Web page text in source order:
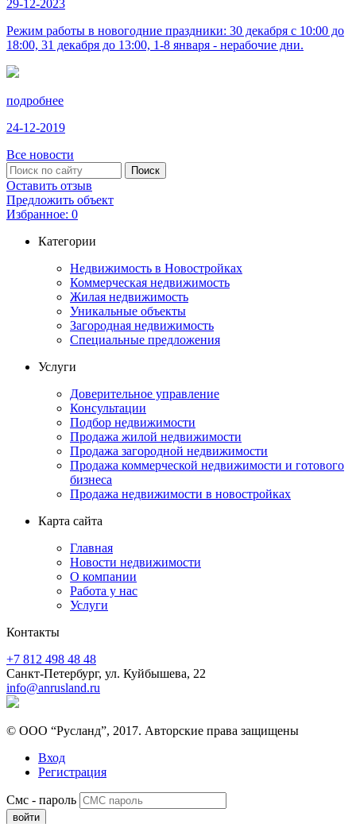
29-12-2023
Режим работы в новогодние праздники: 30 декабря с 10:00 до
18:00, 31 декабря до 13:00, 1-8 января - нерабочие дни.
подробнее
24-12-2019
Все новости
Оставить отзыв
Предложить объект
Избранное: 0
Категории
Недвижимость в Новостройках
Коммерческая недвижимость
Жилая недвижимость
Уникальные объекты
Загородная недвижимость
Специальные предложения
Услуги
Доверительное управление
Консультации
Подбор недвижимости
Продажа жилой недвижимости
Продажа загородной недвижимости
Продажа коммерческой недвижимости и готового
бизнеса
Продажа недвижимости в новостройках
Карта сайта
Главная
Новости недвижимости
О компании
Работа у нас
Услуги
Контакты
+7 812 498 48 48
Санкт-Петербург, ул. Куйбышева, 22
info@anrusland.ru
© ООО “Русланд”, 2017. Авторские права защищены
Вход
Регистрация
Смс - пароль